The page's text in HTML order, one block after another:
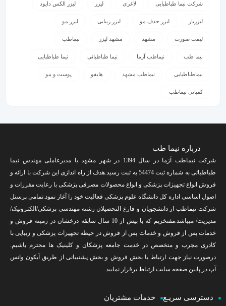
شرکت نیما طباطبایی لاغری لیزر لیزر الکس دایود
لیزربار لیزر حذف مو لیزر زیبایی لیزر مو
لیفت صورت مشهد مشهد لیزر نیماطب
نیما طب نیماطب آزما نیما طباطبائی نیما طباطبایی
نیماطباطبایی نیماطب مشهد هایفو پوست و مو
کمپانی نیماطب
درباره نیما طب
شرکت نیماطب آزما در سال 1394 در شهر مشهد با مدیرعاملی مهندس نیما
طباطبائی به شماره ثبت 54474 به ثبت رسید.هدف از راه اندازی این شرکت با ارائه و
فروش انواع تجهیزات پزشکی و انواع محصولات مصرفی پزشکی با رعایت مقررات و
اصول اساسی اداره کل دانشگاه علوم پزشکی فعالیت خود را آغاز نمود.تمامی پرسنل
شرکت نیماطب از دانشجویان و فارغ التحصیلان رشته مهندسی پزشکی/الکترونیک/
مدیریت/ میباشد.مفتخریم که با بیش از 10 سال سابقه درخشان در زمینه فروش و
خدمات پس از فروش و خدمات پس از فروش در حیطه تجهیزات پزشکی و زیبایی با
کادری مجرب و متخصص در خدمت جامعه پزشکان و کلینیک ها محترم باشیم.
درصورت نیاز جهت ارتباط با بخش فروش و بخش پشتیبانی از طریق آیکون واتس
آپ در پایین صفحه سایت ارتباط برقرار نمایید.
دسترسی سریـع خدمات مشتریان